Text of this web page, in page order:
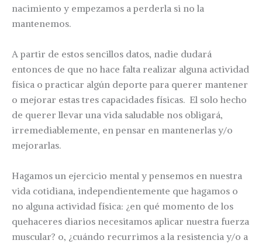
nacimiento y empezamos a perderla si no la
mantenemos.
A partir de estos sencillos datos, nadie dudará
entonces de que no hace falta realizar alguna actividad
física o practicar algún deporte para querer mantener
o mejorar estas tres capacidades físicas. El solo hecho
de querer llevar una vida saludable nos obligará,
irremediablemente, en pensar en mantenerlas y/o
mejorarlas.
Hagamos un ejercicio mental y pensemos en nuestra
vida cotidiana, independientemente que hagamos o
no alguna actividad física: ¿en qué momento de los
quehaceres diarios necesitamos aplicar nuestra fuerza
muscular? o, ¿cuándo recurrimos a la resistencia y/o a